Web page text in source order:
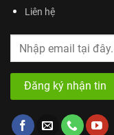
Liên hệ